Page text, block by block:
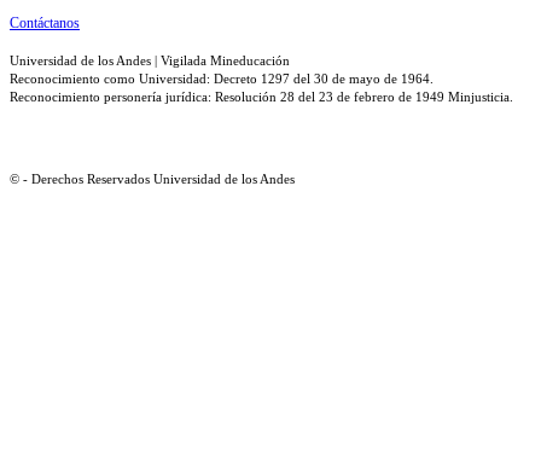
Contáctanos
Universidad de los Andes | Vigilada Mineducación
Reconocimiento como Universidad: Decreto 1297 del 30 de mayo de 1964.
Reconocimiento personería jurídica: Resolución 28 del 23 de febrero de 1949 Minjusticia.
© - Derechos Reservados Universidad de los Andes